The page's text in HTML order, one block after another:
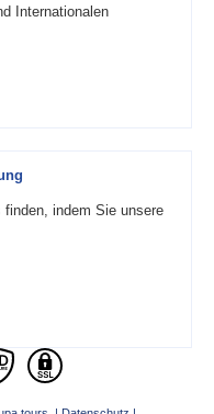
Internationalen
indem Sie unsere